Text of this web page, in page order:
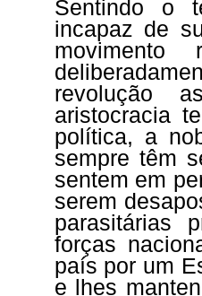
Sentindo o
incapaz de
movimento
revolução
aristocracia
política, a
sempre têm
sentem em
serem
parasitárias
forças
país por um
e lhes